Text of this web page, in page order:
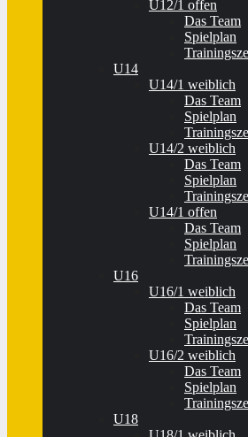
U12/1 offen
Das Team
Spielplan
U14
U14/1 weiblich
Das Team
Spielplan
U14/2 weiblich
Das Team
Spielplan
U14/1 offen
Das Team
Spielplan
U16
U16/1 weiblich
Das Team
Spielplan
U16/2 weiblich
Das Team
Spielplan
U18